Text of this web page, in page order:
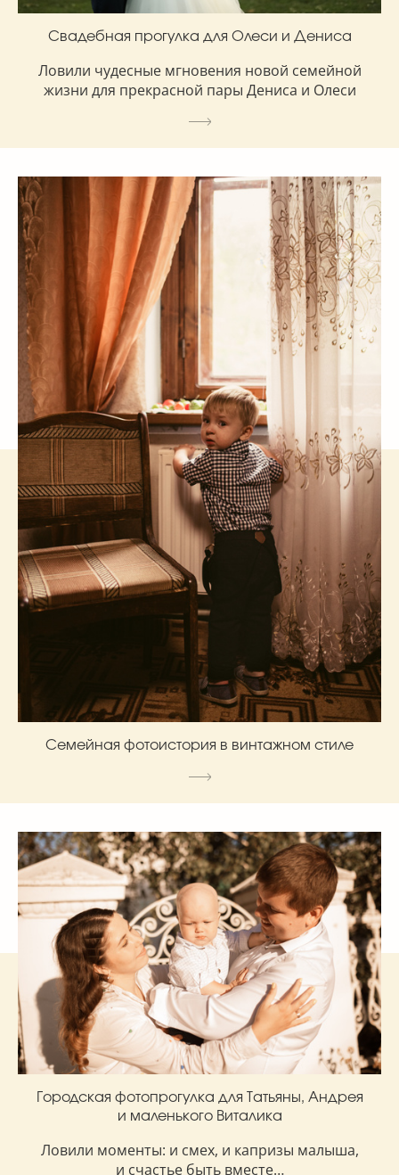
Свадебная прогулка для Олеси и Дениса
Ловили чудесные мгновения новой семейной
жизни для прекрасной пары Дениса и Олеси
Семейная фотоистория в винтажном стиле
Городская фотопрогулка для Татьяны, Андрея
и маленького Виталика
Ловили моменты: и смех, и капризы малыша,
и счастье быть вместе…